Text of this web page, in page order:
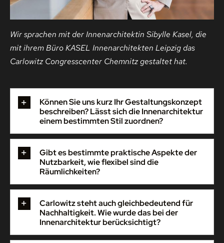
Wir sprachen mit der Innenarchitektin Sibylle Kasel, die
mit ihrem Büro KASEL Innenarchitekten Leipzig das
Carlowitz Congresscenter Chemnitz gestaltet hat.
Können Sie uns kurz Ihr Gestaltungskonzept
beschreiben? Lässt sich die Innenarchitektur
einem bestimmten Stil zuordnen?
Gibt es bestimmte praktische Aspekte der
Nutzbarkeit, wie flexibel sind die
Räumlichkeiten?
Carlowitz steht auch gleichbedeutend für
Nachhaltigkeit. Wie wurde das bei der
Innenarchitektur berücksichtigt?